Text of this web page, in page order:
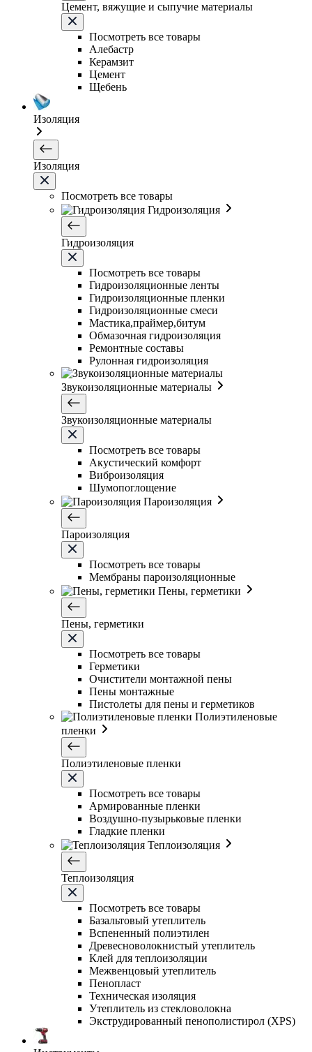
Цемент, вяжущие и сыпучие материалы
Посмотреть все товары
Алебастр
Керамзит
Цемент
Щебень
Изоляция
Изоляция
Посмотреть все товары
Гидроизоляция
Гидроизоляция
Посмотреть все товары
Гидроизоляционные ленты
Гидроизоляционные пленки
Гидроизоляционные смеси
Мастика,праймер,битум
Обмазочная гидроизоляция
Ремонтные составы
Рулонная гидроизоляция
Звукоизоляционные материалы
Звукоизоляционные материалы
Посмотреть все товары
Акустический комфорт
Виброизоляция
Шумопоглощение
Пароизоляция
Пароизоляция
Посмотреть все товары
Мембраны пароизоляционные
Пены, герметики
Пены, герметики
Посмотреть все товары
Герметики
Очистители монтажной пены
Пены монтажные
Пистолеты для пены и герметиков
Полиэтиленовые
пленки
Полиэтиленовые пленки
Посмотреть все товары
Армированные пленки
Воздушно-пузырьковые пленки
Гладкие пленки
Теплоизоляция
Теплоизоляция
Посмотреть все товары
Базальтовый утеплитель
Вспененный полиэтилен
Древесноволокнистый утеплитель
Клей для теплоизоляции
Межвенцовый утеплитель
Пенопласт
Техническая изоляция
Утеплитель из стекловолокна
Экструдированный пенополистирол (XPS)